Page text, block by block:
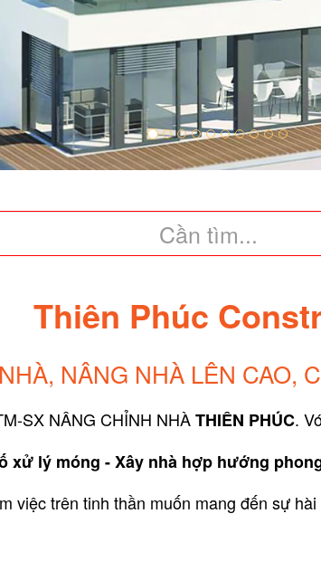
Thiên Phúc
NÂNG NHÀ LÊN CAO,
SX NÂNG CHỈNH NHÀTHIÊN PHÚC.
xử lý móng - Xây nhà hợp hướng
việc trên tinh thần muốn mang đến sự